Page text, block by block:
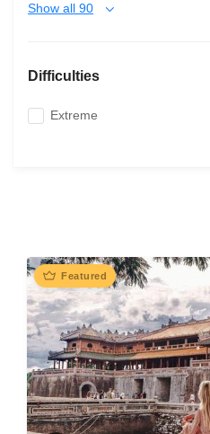
Show all 90
Difficulties
Extreme
Featured